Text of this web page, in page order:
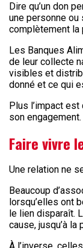
Dire qu’un don
une personne ou
complètement la
Les Banques
de leur collecte
visibles et
donné et ce qui
Plus l’impact
son engagement.
Faire vivre
Une relation ne
Beaucoup
lorsqu’elles ont
le lien disparaît.
cause, jusqu’à